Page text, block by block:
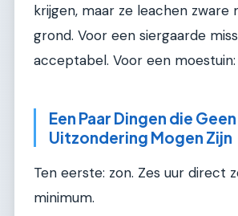
krijgen, maar ze leachen zware
grond. Voor een siergaarde
acceptabel. Voor een moestuin:
Een Paar Dingen die Geen
Uitzondering Mogen Zijn
Ten eerste: zon. Zes uur direct
minimum.